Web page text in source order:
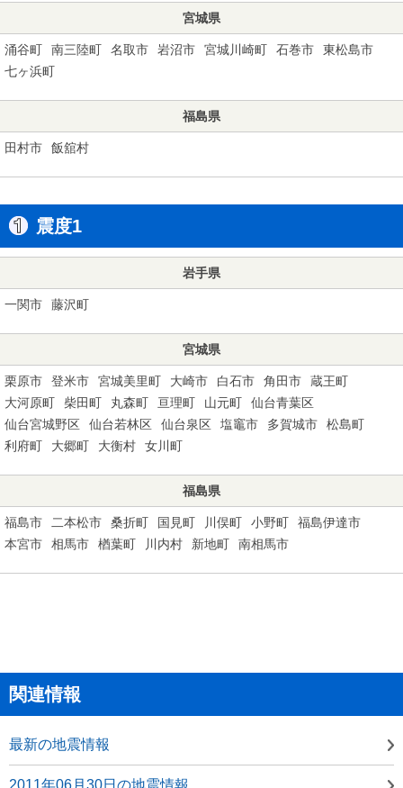
宮城県
涌谷町 南三陸町 名取市 岩沼市 宮城川崎町 石巻市
東松島市
七ヶ浜町
福島県
田村市 飯舘村
震度1
岩手県
一関市 藤沢町
宮城県
栗原市 登米市 宮城美里町 大崎市 白石市 角田市
蔵王町
大河原町
柴田町 丸森町 亘理町 山元町
仙台青葉区
仙台宮城野区
仙台若林区 仙台泉区 塩竈市 多賀城市
松島町
利府町
大郷町 大衡村 女川町
福島県
福島市 二本松市 桑折町 国見町 川俣町 小野町
福島伊達市
本宮市
相馬市 楢葉町 川内村 新地町 南相馬市
関連情報
最新の地震情報
2011年06月30日の地震情報